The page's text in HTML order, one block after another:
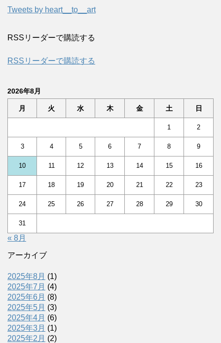
Tweets by heart__to__art
RSSリーダーで購読する
RSSリーダーで購読する
2026年8月
月 火 水 木 金 土 日
1 2
3 4 5 6 7 8 9
10 11 12 13 14 15 16
17 18 19 20 21 22 23
24 25 26 27 28 29 30
31
« 8月
アーカイブ
2025年8月 (1)
2025年7月 (4)
2025年6月 (8)
2025年5月 (3)
2025年4月 (6)
2025年3月 (1)
2025年2月 (2)